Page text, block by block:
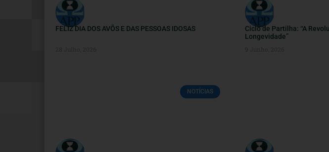
FELIZ DIA DOS AVÕS E DAS PESSOAS IDOSAS
Ciclo de Partilha: “A
Longevidade”
NOTÍCIAS